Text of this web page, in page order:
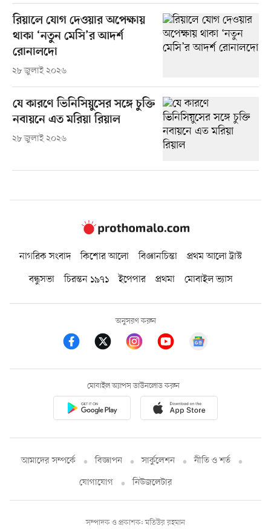
রিয়ালে যোগ দেওয়ার অপেক্ষায়
থাকা ‘নতুন মেসি’র আদর্শ
রোনালদো
২৮ জুলাই ২০২৬
যে কারণে ভিনিসিয়ুসের সঙ্গে চুক্তি
নবায়নে এত মরিয়া রিয়াল
২৮ জুলাই ২০২৬
নাগরিক সংবাদ কিশোর আলো বিজ্ঞানচিন্তা
প্রথম আলো ট্রাস্ট
বন্ধুসভা
চিরন্তন ১৯৭১ ইপেপার প্রথমা মোবাইল ভ্যাস
অনুসরণ করুন
মোবাইল অ্যাপস ডাউনলোড করুন
আমাদের সম্পর্কে বিজ্ঞাপন সার্কুলেশন
নীতি ও শর্ত
যোগাযোগ
নিউজলেটার
সম্পাদক ও প্রকাশক: মতিউর রহমান